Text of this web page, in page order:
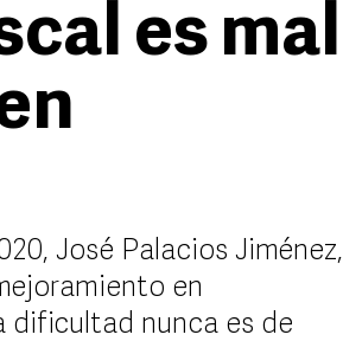
es mal
José Palacios Jiménez,
en
dificultad nunca es de